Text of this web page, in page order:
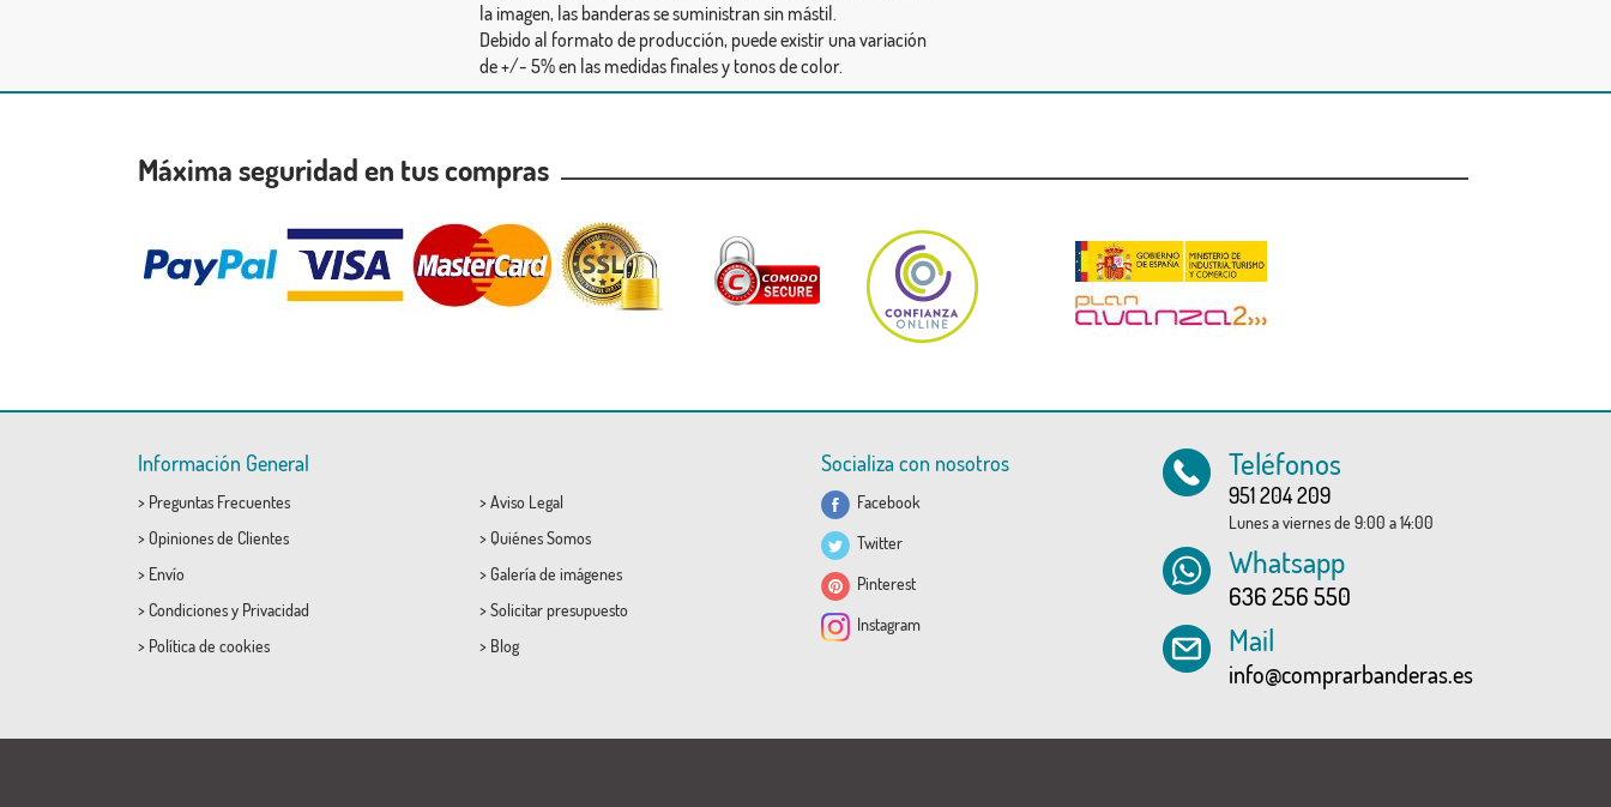
la imagen, las banderas se suministran sin mástil.
Debido al formato de producción, puede existir una variación
de +/- 5% en las medidas finales y tonos de color.
Máxima seguridad en tus compras
Información General
> Preguntas Frecuentes
> Opiniones de Clientes
> Envío
> Condicionesy Privacidad
> Política de cookies
> Aviso Legal
> Quiénes Somos
> Galería de imágenes
> Solicitar presupuesto
> Blog
Socializa con nosotros
Facebook
Twitter
Pinterest
Instagram
Teléfonos
951 204 209
Lunes a viernes de 9:00 a 14:00
Whatsapp
636 256 550
Mail
info@comprarbanderas.es